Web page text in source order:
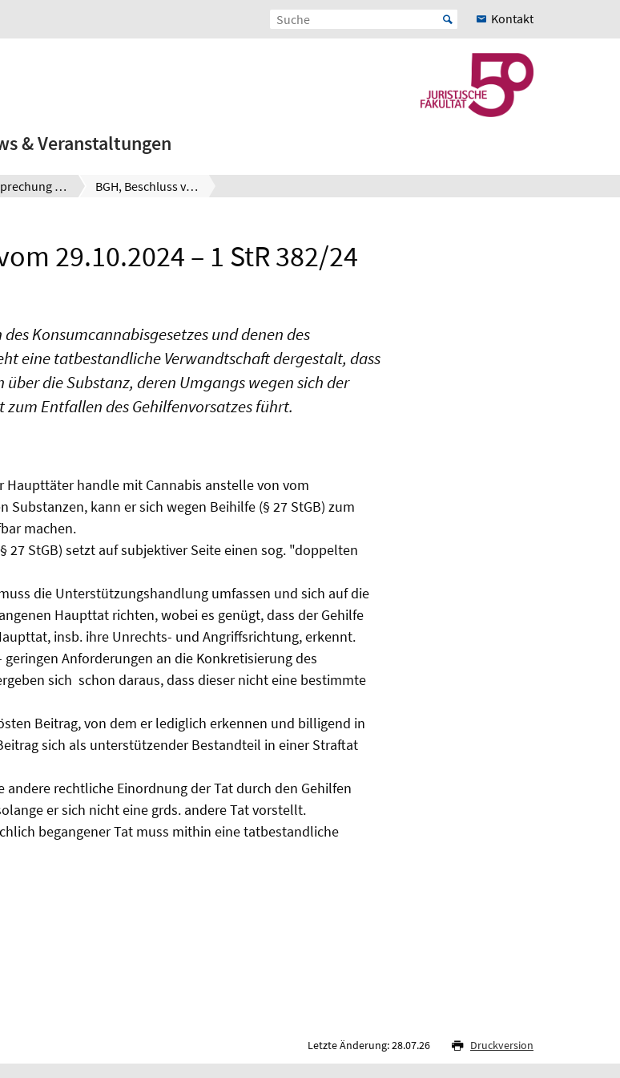
Kontakt
& Veranstaltungen
Rechtsprechung kompakt BGH, Beschluss vom 29.10.2024 – 1 StR 382/24
29.10.2024 – 1 StR 382/24
Konsumcannabisgesetzes und denen des
eine tatbestandliche Verwandtschaft dergestalt, dass
die Substanz, deren Umgangs wegen sich der
Entfallen des Gehilfenvorsatzes führt.
Haupttäter handle mit Cannabis anstelle von vom
kann er sich wegen Beihilfe (§ 27 StGB) zum
machen.
27 StGB) setzt auf subjektiver Seite einen sog. "doppelten
die Unterstützungshandlung umfassen und sich auf die
Haupttat richten, wobei es genügt, dass der Gehilfe
insb. ihre Unrechts- und Angriffsrichtung, erkennt.
Anforderungen an die Konkretisierung des
sich schon daraus, dass dieser nicht eine bestimmte
Beitrag, von dem er lediglich erkennen und billigend in
sich als unterstützender Bestandteil in einer Straftat
andere rechtliche Einordnung der Tat durch den Gehilfen
er sich nicht eine grds. andere Tat vorstellt.
begangener Tat muss mithin eine tatbestandliche
Letzte Änderung: 28.07.26 Druckversion